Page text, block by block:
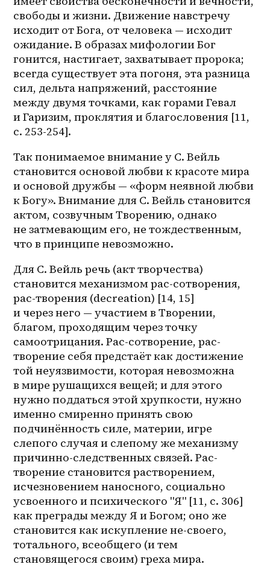
свободы и жизни. Движение навстречу
исходит от Бога, от человека — исходит
ожидание. В образах мифологии Бог
гонится, настигает, захватывает пророка;
всегда существует эта погоня, эта разница
сил, дельта напряжений, расстояние
между двумя точками, как горами Гевал
и Гаризим, проклятия и благословения [11,
с. 253-254].
Так понимаемое внимание у С. Вейль
становится основой любви к красоте мира
и основой дружбы — «форм неявной любви
к Богу». Внимание для С. Вейль становится
актом, созвучным Творению, однако
не затмевающим его, не тождественным,
что в принципе невозможно.
Для С. Вейль речь (акт творчества)
становится механизмом рас-сотворения,
рас-творения (decreation) [14, 15]
и через него — участием в Творении,
благом, проходящим через точку
самоотрицания. Рас-сотворение, рас-
творение себя предстаёт как достижение
той неуязвимости, которая невозможна
в мире рушащихся вещей; и для этого
нужно поддаться этой хрупкости, нужно
именно смиренно принять свою
подчинённость силе, материи, игре
слепого случая и слепому же механизму
причинно-следственных связей. Рас-
творение становится растворением,
исчезновением наносного, социально
усвоенного и психического "Я" [11, c. 306]
как преграды между Я и Богом; оно же
становится как искупление не-своего,
тотального, всеобщего (и тем
становящегося своим) греха мира.